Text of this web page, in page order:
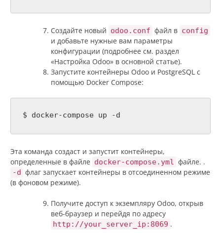
Создайте новый odoo.conf файл в config
и добавьте нужные вам параметры
конфигурации (подробнее см. раздел
«Настройка Odoo» в основной статье).
Запустите контейнеры Odoo и PostgreSQL с
помощью Docker Compose:
$ docker-compose up -d
Эта команда создаст и запустит контейнеры,
определенные в файле docker-compose.yml файле. .
-d флаг запускает контейнеры в отсоединенном режиме
(в фоновом режиме).
Получите доступ к экземпляру Odoo, открыв
веб-браузер и перейдя по адресу
http://your_server_ip:8069 .